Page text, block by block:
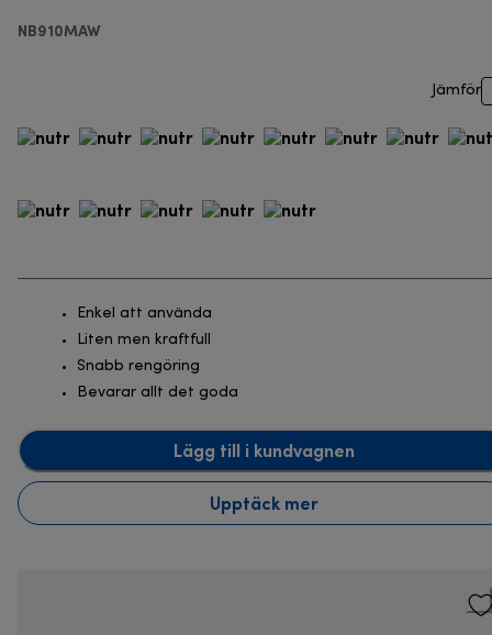
NB910MAW
Jämför
Enkel att använda
Liten men kraftfull
Snabb rengöring
Bevarar allt det goda
Lägg till i kundvagnen
Upptäck mer